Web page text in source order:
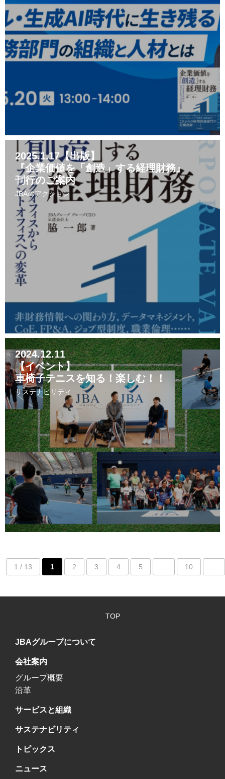
2025.1.17【出版】
『企業価値を「創造」する経理財務』
刊行のご案内
JBAのアクション
2024.12.11
【イベント】
車椅子テニスを知る！楽しむ！！
サステナビリティ
1 / 13 1 2 3 4 5 10
TOP
JBAグループについて
会社案内
グループ概要
沿革
サービスと組織
サステナビリティ
トピックス
ニュース